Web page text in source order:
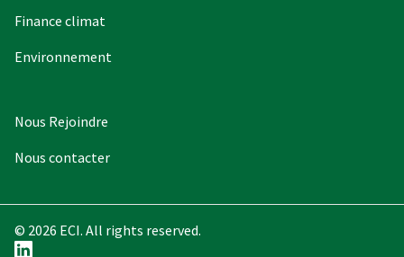
Finance climat
Environnement
Nous Rejoindre
Nous contacter
© 2026 ECI. All rights reserved.